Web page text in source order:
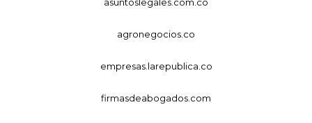
agronegocios.co
empresas.larepublica.co
firmasdeabogados.com